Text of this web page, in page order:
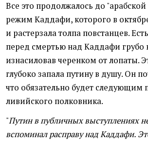
Все это продолжалось до
режим Каддафи, которого в
и растерзала толпа повстанцев.
перед смертью над Каддафи грубо
изнасиловав черенком от лопаты.
глубоко запала путину в душу. Он
что обязательно будет следующим
ливийского полковника.
"Путин в публичных выступлениях
вспоминал расправу над Каддафи.